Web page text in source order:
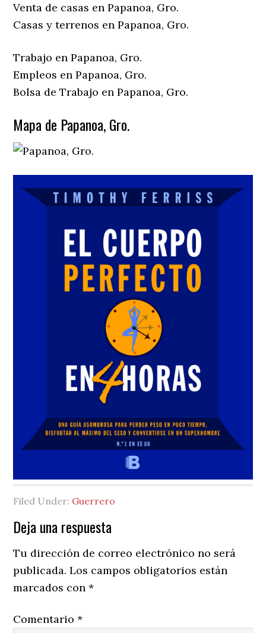
Venta de casas en Papanoa, Gro.
Casas y terrenos en Papanoa, Gro.
Trabajo en Papanoa, Gro.
Empleos en Papanoa, Gro.
Bolsa de Trabajo en Papanoa, Gro.
Mapa de Papanoa, Gro.
Filed Under: Guerrero
Reader
Interactions
Deja una respuesta
Tu dirección de correo electrónico no será
publicada. Los campos obligatorios están
marcados con*
Comentario*